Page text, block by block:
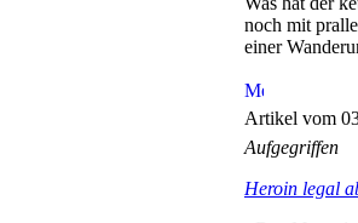
noch mit
einer
Artikel vom
Aufgegriffen
Heroin legal